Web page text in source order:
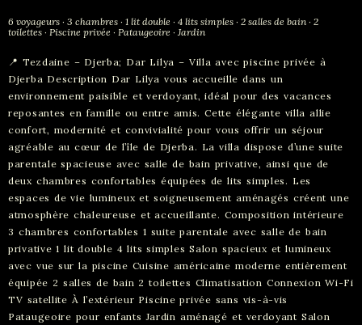
6 voyageurs · 3 chambres · 1 lit double · 4 lits simples · 2 salles de bain · 2
toilettes · Piscine privée · Pataugeoire · Jardin
📍 Tezdaine – Djerba; Dar Lilya – Villa avec piscine privée à
Djerba Description Dar Lilya vous accueille dans un
environnement paisible et verdoyant, idéal pour des vacances
reposantes en famille ou entre amis. Cette élégante villa allie
confort, modernité et convivialité pour vous offrir un séjour
agréable au cœur de l’île de Djerba. La villa dispose d’une suite
parentale spacieuse avec salle de bain privative, ainsi que de
deux chambres confortables équipées de lits simples. Les
espaces de vie lumineux et soigneusement aménagés créent une
atmosphère chaleureuse et accueillante. Composition intérieure
3 chambres confortables 1 suite parentale avec salle de bain
privative 1 lit double 4 lits simples Salon spacieux et lumineux
avec vue sur la piscine Cuisine américaine moderne entièrement
équipée 2 salles de bain 2 toilettes Climatisation Connexion Wi-Fi
TV satellite À l’extérieur Piscine privée sans vis-à-vis
Pataugeoire pour enfants Jardin aménagé et verdoyant Salon